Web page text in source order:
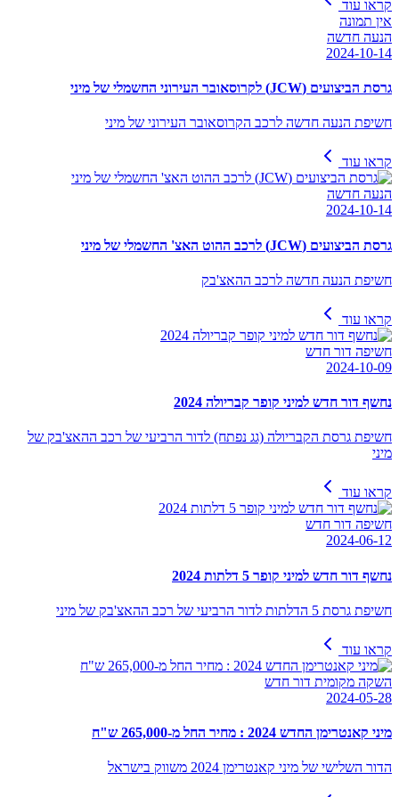
קראו עוד
אין תמונה
הנעה חדשה
2024-10-14
גרסת הביצועים (JCW) לקרוסאובר העירוני החשמלי של מיני
חשיפת הנעה חדשה לרכב הקרוסאובר העירוני של מיני
קראו עוד
הנעה חדשה
2024-10-14
גרסת הביצועים (JCW) לרכב ההוט האצ' החשמלי של מיני
חשיפת הנעה חדשה לרכב ההאצ'בק
קראו עוד
חשיפה דור חדש
2024-10-09
נחשף דור חדש למיני קופר קבריולה 2024
חשיפת גרסת הקבריולה (גג נפתח) לדור הרביעי של רכב ההאצ'בק של
מיני
קראו עוד
חשיפה דור חדש
2024-06-12
נחשף דור חדש למיני קופר 5 דלתות 2024
חשיפת גרסת 5 הדלתות לדור הרביעי של רכב ההאצ'בק של מיני
קראו עוד
השקה מקומית דור חדש
2024-05-28
מיני קאנטרימן החדש 2024 : מחיר החל מ-265,000 ש"ח
הדור השלישי של מיני קאנטרימן 2024 משווק בישראל